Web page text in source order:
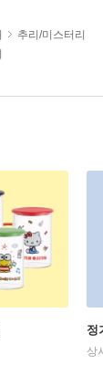
추리/미스터리
정
상